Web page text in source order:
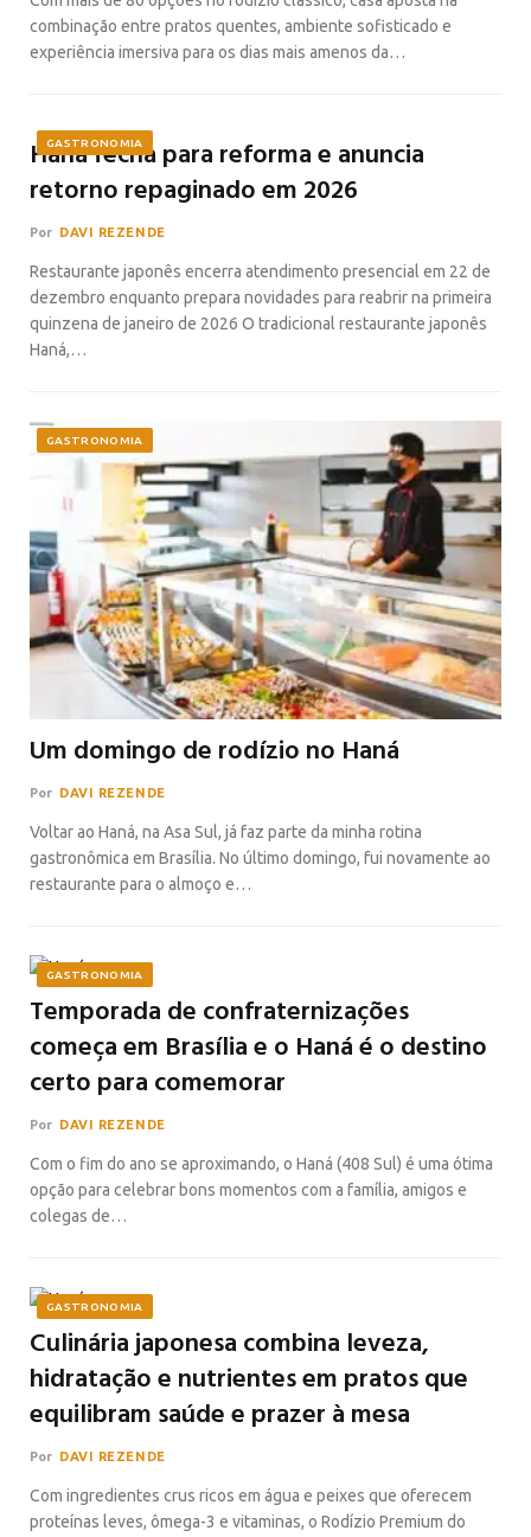
combinação entre pratos quentes, ambiente sofisticado e
experiência imersiva para os dias mais amenos da…
GASTRONOMIA
Haná fecha para reforma e anuncia
retorno repaginado em 2026
Por DAVI REZENDE
Restaurante japonês encerra atendimento presencial em 22 de
dezembro enquanto prepara novidades para reabrir na primeira
quinzena de janeiro de 2026 O tradicional restaurante japonês
Haná,…
GASTRONOMIA
Um domingo de rodízio no Haná
Por DAVI REZENDE
Voltar ao Haná, na Asa Sul, já faz parte da minha rotina
gastronômica em Brasília. No último domingo, fui novamente ao
restaurante para o almoço e…
GASTRONOMIA
Temporada de confraternizações
começa em Brasília e o Haná é o destino
certo para comemorar
Por DAVI REZENDE
Com o fim do ano se aproximando, o Haná (408 Sul) é uma ótima
opção para celebrar bons momentos com a família, amigos e
colegas de…
GASTRONOMIA
Culinária japonesa combina leveza,
hidratação e nutrientes em pratos que
equilibram saúde e prazer à mesa
Por DAVI REZENDE
Com ingredientes crus ricos em água e peixes que oferecem
proteínas leves, ômega-3 e vitaminas, o Rodízio Premium do